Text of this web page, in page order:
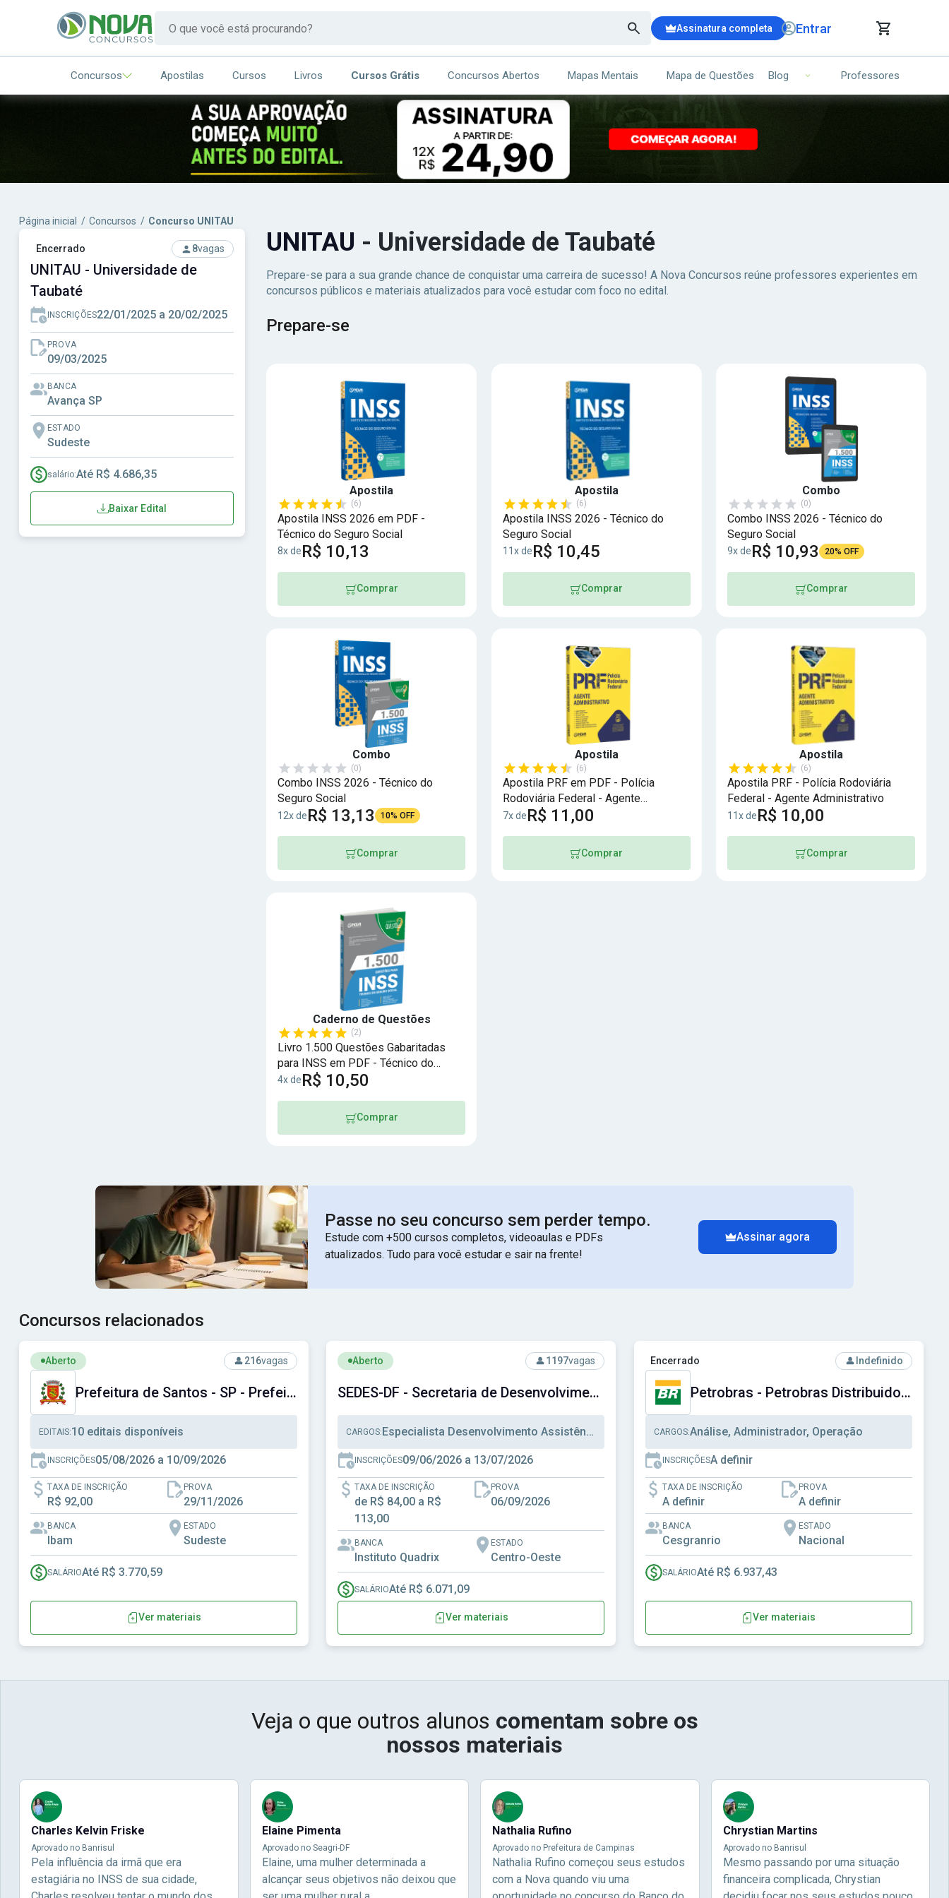
Assinatura completa Entrar
CARRINHO DE COMPRAS
ITENS (00)
Ops!
Seu carrinho ainda está vazio.
Concursos Apostilas Cursos Livros Cursos Grátis Concursos Abertos Mapas Mentais Mapa de Questões Blog Professores
Página inicial / Concursos / Concurso UNITAU
Encerrado 8vagas
UNITAU - Universidade de
Taubaté
INSCRIÇÕES22/01/2025 a 20/02/2025
PROVA
09/03/2025
BANCA
Avança SP
ESTADO
Sudeste
salário:Até R$ 4.686,35
Baixar Edital
UNITAU - Universidade de Taubaté
Prepare-se para a sua grande chance de conquistar uma carreira de sucesso! A Nova Concursos reúne professores experientes em
concursos públicos e materiais atualizados para você estudar com foco no edital.
Prepare-se
Apostila
(6)
Apostila INSS 2026 em PDF -
Técnico do Seguro Social
8x deR$ 10,13
Comprar
Apostila
(6)
Apostila INSS 2026 - Técnico do
Seguro Social
11x deR$ 10,45
Comprar
Combo
(0)
Combo INSS 2026 - Técnico do
Seguro Social
9x deR$ 10,93 20% OFF
Comprar
Combo
(0)
Combo INSS 2026 - Técnico do
Seguro Social
12x deR$ 13,13 10% OFF
Comprar
Apostila
(6)
Apostila PRF em PDF - Polícia
Rodoviária Federal - Agente
Administrativo
7x deR$ 11,00
Comprar
Apostila
(6)
Apostila PRF - Polícia Rodoviária
Federal - Agente Administrativo
11x deR$ 10,00
Comprar
Caderno de Questões
(2)
Livro 1.500 Questões Gabaritadas
para INSS em PDF - Técnico do
Seguro Social
4x deR$ 10,50
Comprar
Passe no seu concurso sem perder tempo.
Estude com +500 cursos completos, videoaulas e PDFs
atualizados. Tudo para você estudar e sair na frente!
Assinar agora
Concursos relacionados
Ver concurso: Prefeitura de Santos - SP - Prefeitura Municipal de Santos - SP
Aberto 216vagas
Prefeitura de Santos - SP - Prefeitura Municipal de Santos - SP
EDITAIS:10 editais disponíveis
INSCRIÇÕES05/08/2026 a 10/09/2026
TAXA DE INSCRIÇÃO
R$ 92,00
PROVA
29/11/2026
BANCA
Ibam
ESTADO
Sudeste
SALÁRIOAté R$ 3.770,59
Ver materiais
Ver concurso: SEDES-DF - Secretaria de Desenvolvimento Social do Distrito Federal
Aberto 1197vagas
SEDES-DF - Secretaria de Desenvolvimento Social do Distrito Federal
CARGOS: Especialista Desenvolvimento Assistência Social, Técnico Desenvolvimento Assistência Social, Técnico Administrativo
INSCRIÇÕES09/06/2026 a 13/07/2026
TAXA DE INSCRIÇÃO
de R$ 84,00 a R$
113,00
PROVA
06/09/2026
BANCA
Instituto Quadrix
ESTADO
Centro-Oeste
SALÁRIOAté R$ 6.071,09
Ver materiais
Ver concurso: Petrobras - Petrobras Distribuidora S.A.
Encerrado Indefinido
Petrobras - Petrobras Distribuidora S.A.
CARGOS:Análise, Administrador, Operação
INSCRIÇÕESA definir
TAXA DE INSCRIÇÃO
A definir
PROVA
A definir
BANCA
Cesgranrio
ESTADO
Nacional
SALÁRIOAté R$ 6.937,43
Ver materiais
Veja o que outros alunos comentam sobre os
nossos materiais
Charles Kelvin Friske
Aprovado no Banrisul
Pela influência da irmã que era
estagiária no INSS de sua cidade,
Elaine Pimenta
Aprovado no Seagri-DF
Elaine, uma mulher determinada a
alcançar seus objetivos não deixou que
Nathalia Rufino
Aprovado no Prefeitura de Campinas
Nathalia Rufino começou seus estudos
com a Nova quando viu uma
Chrystian Martins
Aprovado no Banrisul
Mesmo passando por uma situação
financeira complicada, Chrystian